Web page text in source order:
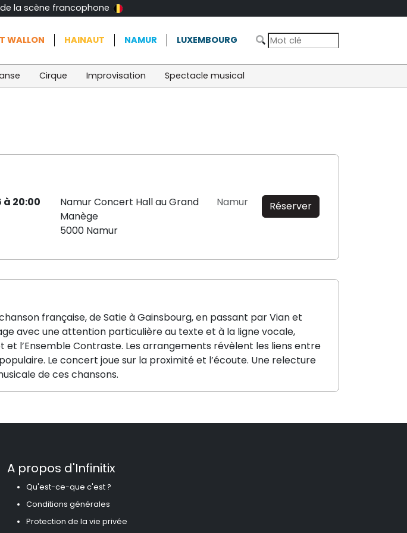
la scène francophone
WALLON HAINAUT NAMUR LUXEMBOURG
Cirque Improvisation Spectacle musical
à 20:00
Namur Concert Hall au Grand
Manège
5000 Namur
Namur Réserver
française, de Satie à Gainsbourg, en passant par Vian et
avec une attention particulière au texte et à la ligne vocale,
l’Ensemble Contraste. Les arrangements révèlent les liens entre
Le concert joue sur la proximité et l’écoute. Une relecture
de ces chansons.
A propos d'Infinitix
Qu'est-ce-que c'est ?
Conditions générales
Protection de la vie privée